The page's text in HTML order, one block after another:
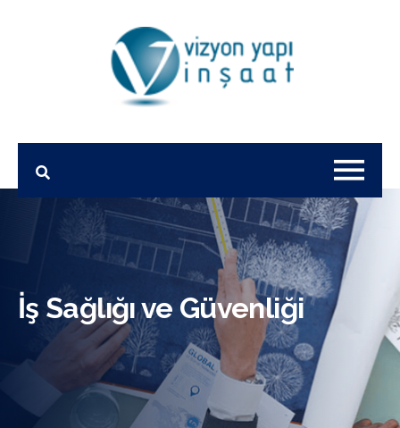
İş Sağlığı ve Güvenliği